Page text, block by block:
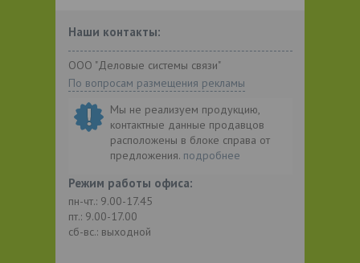
Наши контакты:
ООО "Деловые системы связи"
По вопросам размещения рекламы
Мы не реализуем продукцию,
контактные данные продавцов
расположены в блоке справа от
предложения. подробнее
Режим работы офиса:
пн-чт.: 9.00-17.45
пт.: 9.00-17.00
сб-вс.: выходной